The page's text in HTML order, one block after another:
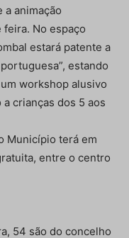
a animação
No espaço
estará patente a
estando
workshop alusivo
crianças dos 5 aos
Município terá em
entre o centro
54 são do concelho